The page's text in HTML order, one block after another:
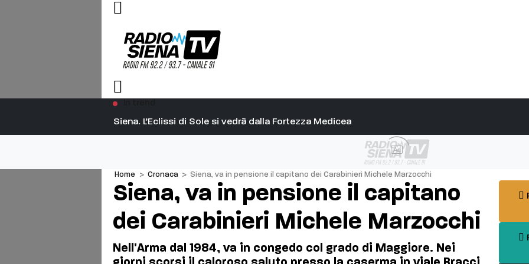
Siena. L’Eclissi di Sole si vedrà dalla Fortezza Medicea
Ad
Home > Cronaca > Siena, va in pensione il capitano dei Carabinieri Michele Marzocchi
Siena, va in pensione il capitano
dei Carabinieri Michele Marzocchi
Nell'Arma dal 1984, va in congedo col grado di Maggiore. Nei